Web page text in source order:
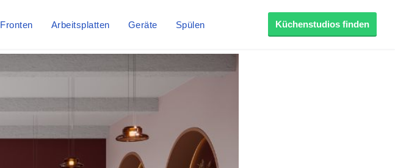
Fronten Arbeitsplatten Geräte Spülen Küchenstudios finden